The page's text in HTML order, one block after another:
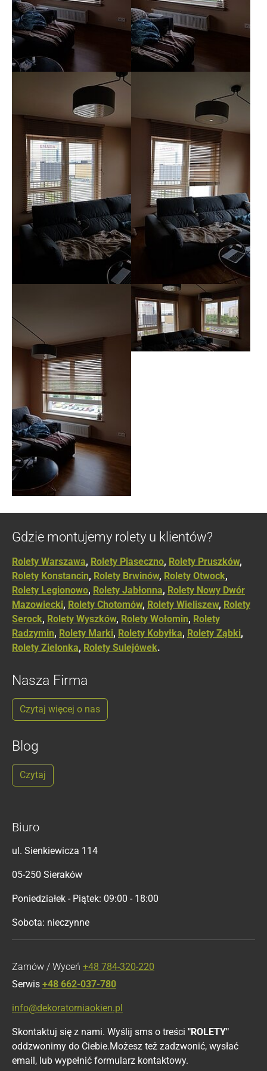
Show larger version
Gdzie montujemy rolety u klientów?
Rolety Warszawa, Rolety Piaseczno, Rolety Pruszków,
Rolety Konstancin, Rolety Brwinów, Rolety Otwock,
Rolety Legionowo, Rolety Jabłonna, Rolety Nowy Dwór
Mazowiecki, Rolety Chotomów, Rolety Wieliszew, Rolety
Serock, Rolety Wyszków, Rolety Wołomin, Rolety
Radzymin, Rolety Marki, Rolety Kobyłka, Rolety Ząbki,
Rolety Zielonka, Rolety Sulejówek.
Nasza Firma
Czytaj więcej o nas
Blog
Czytaj
Biuro
ul. Sienkiewicza 114
05-250 Sieraków
Poniedziałek - Piątek: 09:00 - 18:00
Sobota: nieczynne
Zamów / Wyceń +48 784-320-220
Serwis +48 662-037-780
info@dekoratorniaokien.pl
Skontaktuj się z nami. Wyślij sms o treści "ROLETY"
oddzwonimy do Ciebie.Możesz też zadzwonić, wysłać
email, lub wypełnić formularz kontaktowy.